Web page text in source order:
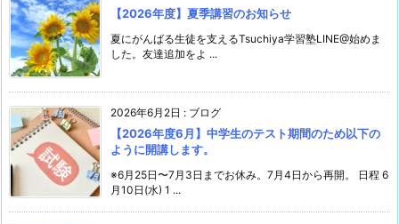
【2026年度】夏季講習のお知らせ
夏にがんばる生徒を支えるTsuchiya学習塾LINE@始めま
した。友達追加をよ ...
2026年6月2日 : ブログ
【2026年度6月】中学生のテスト期間のため以下の
ように開講します。
※6月25日〜7月3日までお休み。7月4日から再開。 日程 6
月10日(水) 1 ...